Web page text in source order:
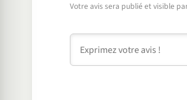
Votre avis sera publié et visible